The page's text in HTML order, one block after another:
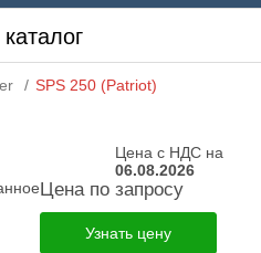
SPS 250 (Patriot)
Цена с НДС на
06.08.2026
Цена по запросу
Узнать цену